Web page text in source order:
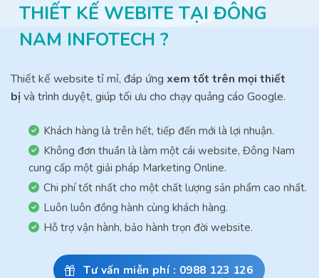
THIẾT KẾ WEBITE TẠI ĐÔNG
NAM INFOTECH ?
Thiết kế website tỉ mỉ, đáp ứng xem tốt trên mọi thiết
bịvà trình duyệt, giúp tối ưu cho chạy quảng cáo Google.
Khách hàng là trên hết, tiếp đến mới là lợi nhuận.
Không đơn thuần là làm một cái website, Đông Nam
cung cấp một giải pháp Marketing Online.
Chi phí tốt nhất cho một chất lượng sản phẩm cao nhất.
Luôn luôn đồng hành cùng khách hàng.
Hỗ trợ vận hành, bảo hành trọn đời website.
Tư vấn miễn phí : 0988 123 126